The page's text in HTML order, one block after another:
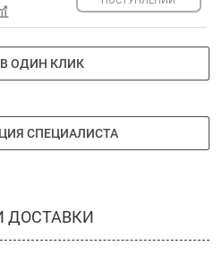
В ОДИН КЛИК
СПЕЦИАЛИСТА
ДОСТАВКИ